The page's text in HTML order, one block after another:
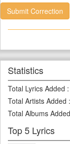
Submit Correction
Statistics
Total Lyrics Added :
Total Artists Added :
Total Albums Added
Top 5 Lyrics